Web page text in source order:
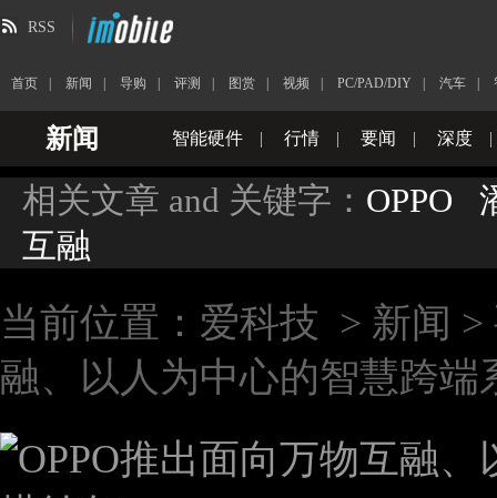
RSS
首页 新闻 导购 评测 图赏 视频 PC/PAD/DIY 汽车
新闻 智能硬件 | 行情 | 要闻 | 深度 |
相关文章 and 关键字： OPPO
互融
当前位置： 爱科技 > 新闻 >
融、以人为中心的智慧跨端